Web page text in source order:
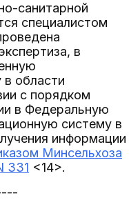
санитарной
специалистом
в
области
с порядком
в Федеральную
систему в
информации
Минсельхоза
331 <14>.